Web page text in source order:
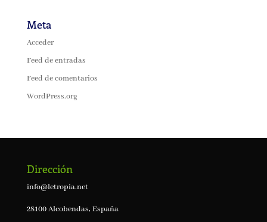
Meta
Acceder
Feed de entradas
Feed de comentarios
WordPress.org
Dirección
info@letropia.net
28100 Alcobendas, España